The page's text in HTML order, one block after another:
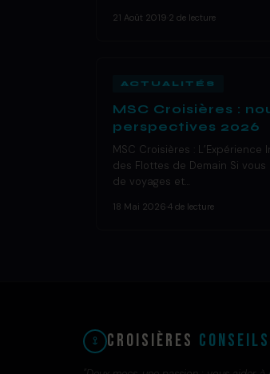
21 Août 2019 2 de lecture
ACTUALITÉS
MSC Croisières :
perspectives 2026
MSC Croisières : L’Expérience
des Flottes de Demain Si
de voyages et…
18 Mai 2026 4 de lecture
Croisières Conseils